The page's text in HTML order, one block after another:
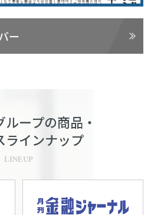
ー
ープの商品・
ラインナップ
LINEUP